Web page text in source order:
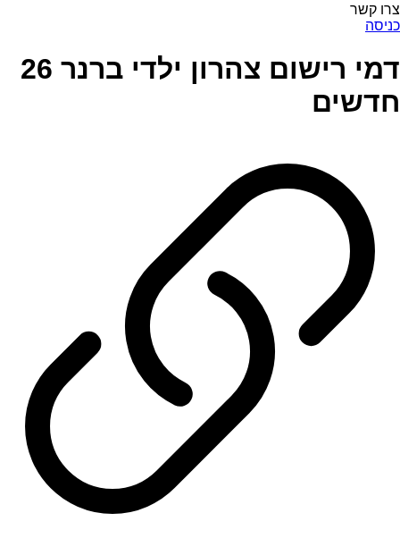
צרו קשר
כניסה
דמי רישום צהרון ילדי ברנר 26
חדשים